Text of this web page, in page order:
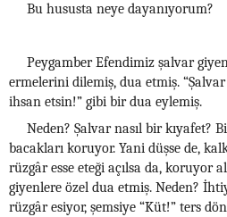
Bu hususta neye dayanıyorum?
Peygamber Efendimiz şalvar
ermelerini dilemiş, dua etmiş.
ihsan etsin!” gibi bir dua eylemiş.
Neden? Şalvar nasıl bir kıyafet?
bacakları koruyor. Yani düşse de,
rüzgâr esse eteği açılsa da, koruyor
giyenlere özel dua etmiş. Neden?
rüzgâr esiyor, şemsiye “Küt!” ters